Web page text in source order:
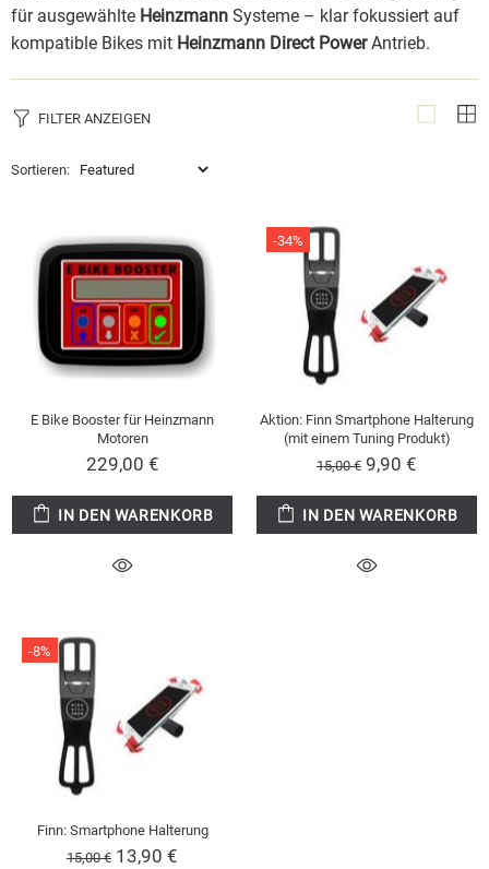
für ausgewählte Heinzmann Systeme – klar fokussiert auf
kompatible Bikes mit Heinzmann Direct PowerAntrieb.
FILTER ANZEIGEN
Sortieren:
E Bike Booster für Heinzmann
Motoren
229,00 €
IN DEN WARENKORB
-34%
Aktion: Finn Smartphone Halterung
(mit einem Tuning Produkt)
15,00 € 9,90 €
IN DEN WARENKORB
-8%
Finn: Smartphone Halterung
15,00 € 13,90 €